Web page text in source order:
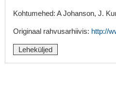
Kohtumehed: A Johanson, J.
Originaal rahvusarhiivis: http://
Leheküljed